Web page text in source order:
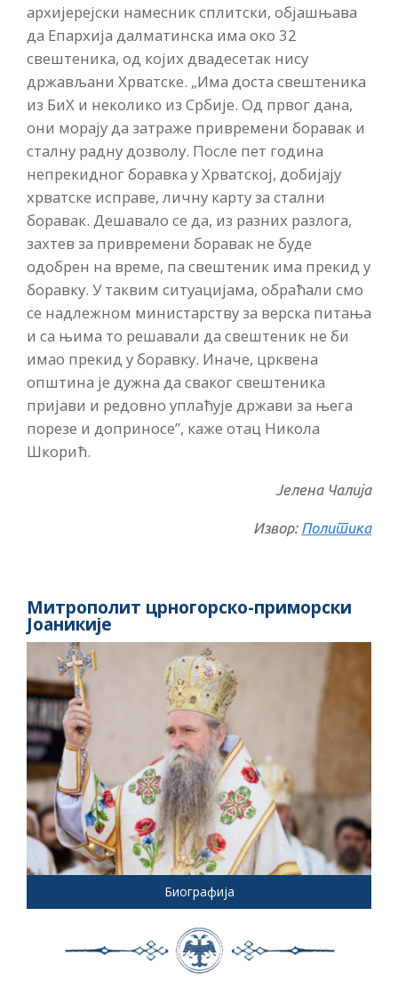
архијерејски намесник сплитски, објашњава
да Епархија далматинска има око 32
свештеника, од којих двадесетак нису
држављани Хрватске. „Има доста свештеника
из БиХ и неколико из Србије. Од првог дана,
они морају да затраже привремени боравак и
сталну радну дозволу. После пет година
непрекидног боравка у Хрватској, добијају
хрватске исправе, личну карту за стални
боравак. Дешавало се да, из разних разлога,
захтев за привремени боравак не буде
одобрен на време, па свештеник има прекид у
боравку. У таквим ситуацијама, обраћали смо
се надлежном министарству за верска питања
и са њима то решавали да свештеник не би
имао прекид у боравку. Иначе, црквена
општина је дужна да сваког свештеника
пријави и редовно уплаћује држави за њега
порезе и доприносе”, каже отац Никола
Шкорић.
Јелена Чалија
Извор: Политика
Митрополит црногорско-приморски
Јоаникије
Биографија